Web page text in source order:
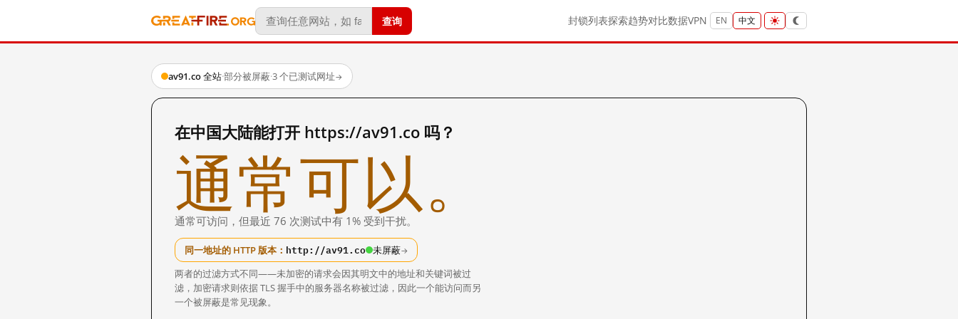
查询 封锁列表探索趋势对比数据VPN EN 中文
av91.co 全站·部分被屏蔽·3 个已测试网址→
在中国大陆能打开 https://av91.co 吗？
通常可以。
通常可访问，但最近 76 次测试中有 1% 受到干扰。
同一地址的 HTTP 版本： http://av91.co 未屏蔽→
两者的过滤方式不同——未加密的请求会因其明文中的地址和关键词被过
滤，加密请求则依据 TLS 握手中的服务器名称被过滤，因此一个能访问而另
一个被屏蔽是常见现象。